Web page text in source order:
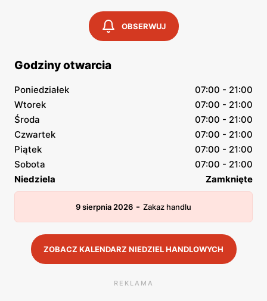
OBSERWUJ
Godziny otwarcia
Poniedziałek
07:00 - 21:00
Wtorek
07:00 - 21:00
Środa
07:00 - 21:00
Czwartek
07:00 - 21:00
Piątek
07:00 - 21:00
Sobota
07:00 - 21:00
Niedziela
Zamknięte
9 sierpnia 2026 - Zakaz handlu
ZOBACZ KALENDARZ NIEDZIEL HANDLOWYCH
REKLAMA